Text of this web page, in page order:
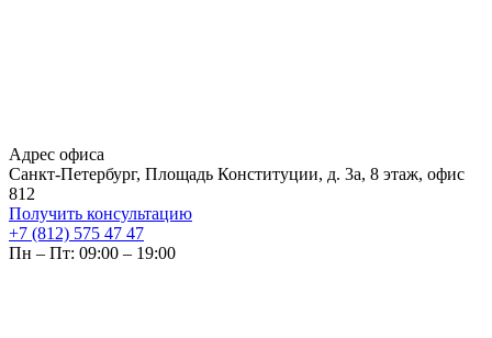
Адрес офиса
Санкт-Петербург, Площадь Конституции, д. 3а, 8 этаж, офис
812
Получить консультацию
+7 (812) 575 47 47
Пн – Пт: 09:00 – 19:00